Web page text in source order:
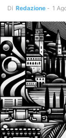
Di Redazione - 1